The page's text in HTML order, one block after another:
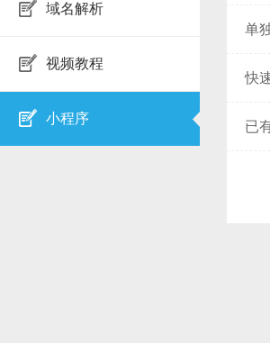
域名解析
视频教程
小程序
单
快
已